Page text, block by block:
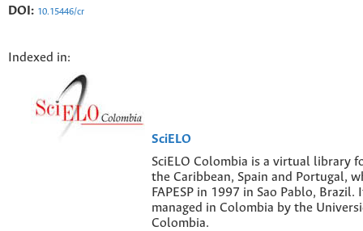
DOI: 10.15446/cr
Indexed in:
SciELO
SciELO Colombia is a virtual library
the Caribbean, Spain and Portugal,
FAPESP in 1997 in Sao Pablo,
managed in Colombia by the
Colombia.